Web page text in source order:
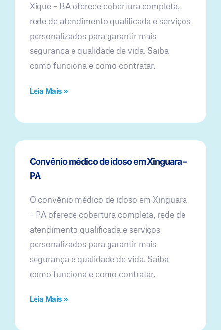
Xique – BA oferece cobertura completa,
rede de atendimento qualificada e serviços
personalizados para garantir mais
segurança e qualidade de vida. Saiba
como funciona e como contratar.
Leia Mais »
Convênio médico de idoso em Xinguara –
PA
O convênio médico de idoso em Xinguara
– PA oferece cobertura completa, rede de
atendimento qualificada e serviços
personalizados para garantir mais
segurança e qualidade de vida. Saiba
como funciona e como contratar.
Leia Mais »